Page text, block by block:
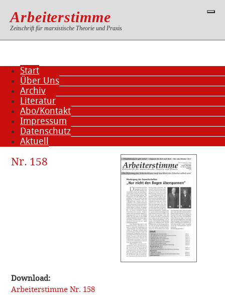
Arbeiterstimme
Zeitschrift für marxistische Theorie und Praxis
Start
Über Uns
Archiv
Literatur
Abo/Kontakt
Impressum
Datenschutz
Aktuell
Nr. 158
Download:
Arbeiterstimme Nr. 158